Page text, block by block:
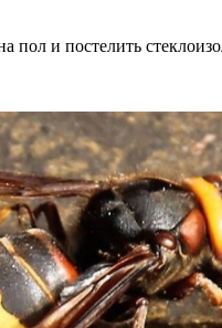
пол и постелить